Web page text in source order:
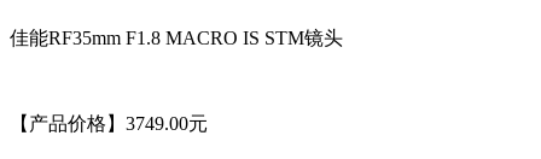
佳能RF35mm F1.8 MACRO IS STM镜头
【产品价格】3749.00元